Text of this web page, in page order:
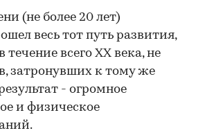
(не более 20 лет)
весь тот путь развития,
всего ХХ века, не
затронувших к тому же
- огромное
и физическое